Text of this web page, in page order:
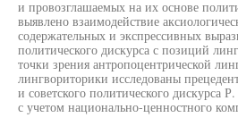
и провозглашаемых на их основе
выявлено взаимодействие
содержательных и экспрессивных
политического дискурса с позиций
точки зрения антропоцентрической
лингвориторики исследованы
и советского политического дискурса
с учетом национально-ценностного